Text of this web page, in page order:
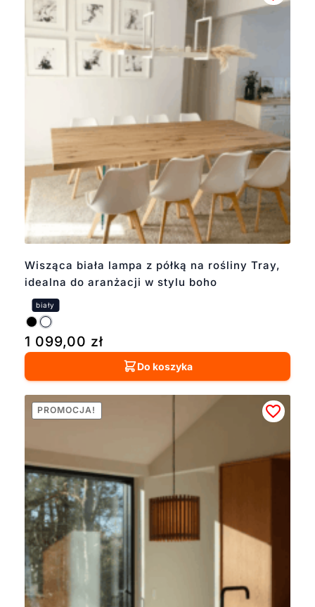
Wisząca biała lampa z półką na rośliny Tray,
idealna do aranżacji w stylu boho
1 099,00 zł
Do koszyka
PROMOCJA!